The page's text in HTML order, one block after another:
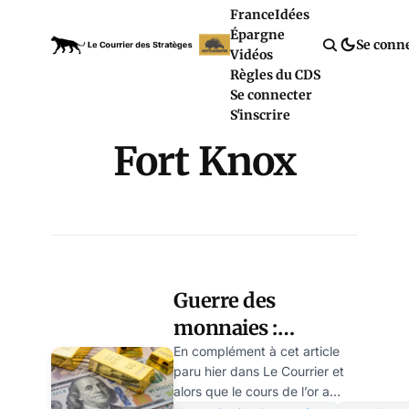
FranceIdées
Épargne
Vidéos
Règles du CDS
Se connecter
S'inscrire
Se
Fort Knox
Guerre des
monnaies :
pourquoi il n’est
pas sérieux
En complément à cet article
paru hier dans Le Courrier et
alors que le cours de l’or a